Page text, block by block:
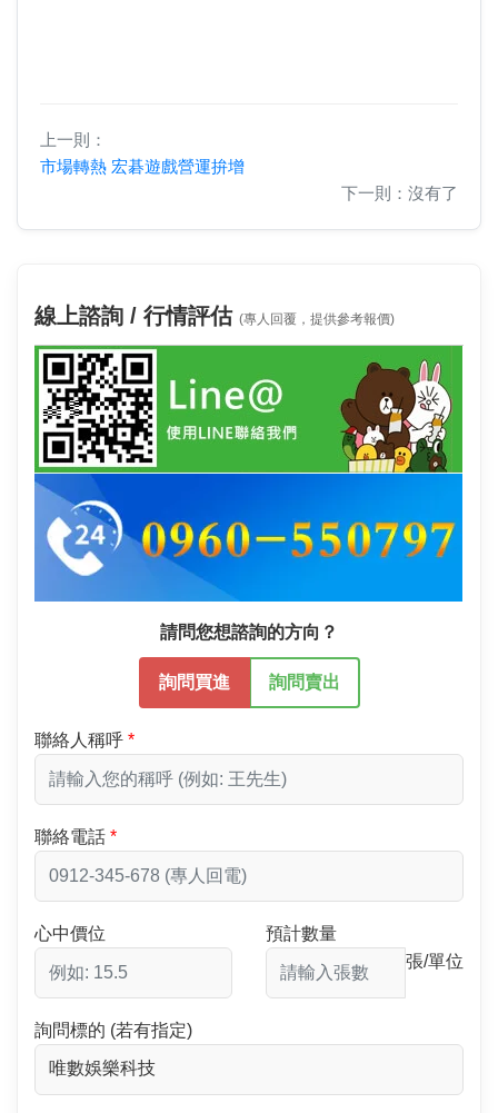
上一則：
市場轉熱 宏碁遊戲營運拚增
下一則：沒有了
線上諮詢 / 行情評估 (專人回覆，提供參考報價)
請問您想諮詢的方向？
詢問買進 詢問賣出
聯絡人稱呼
聯絡電話
心中價位
預計數量
張/單位
詢問標的 (若有指定)